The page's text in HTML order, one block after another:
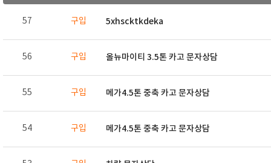
57 구입 5xhscktkdeka
56 구입 올뉴마이티 3.5톤 카고 문자상담
55 구입 메가4.5톤 중축 카고 문자상담
54 구입 메가4.5톤 중축 카고 문자상담